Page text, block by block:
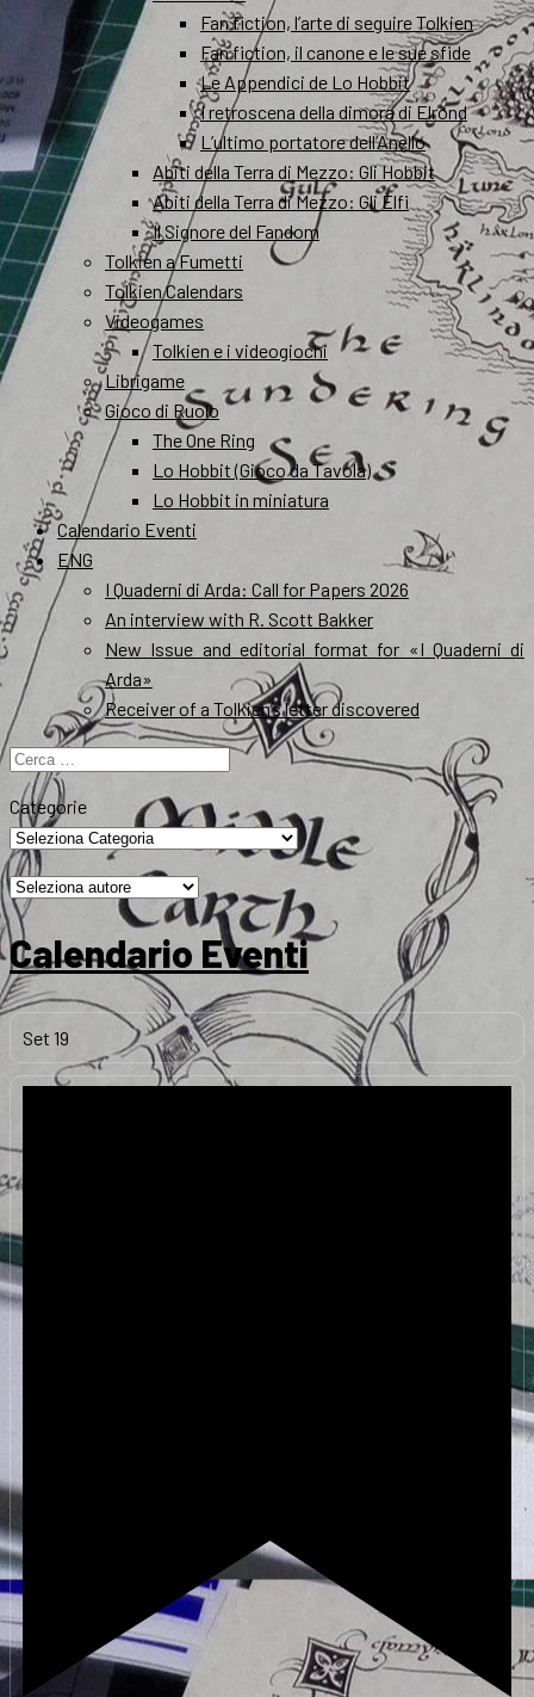
Fan fiction, l’arte di seguire Tolkien
Fan fiction, il canone e le sue sfide
Le Appendici de Lo Hobbit
I retroscena della dimora di Elrond
L’ultimo portatore dell’Anello
Abiti della Terra di Mezzo: Gli Hobbit
Abiti della Terra di Mezzo: Gli Elfi
Il Signore del Fandom
Tolkien a Fumetti
Tolkien Calendars
Videogames
Tolkien e i videogiochi
Librigame
Gioco di Ruolo
The One Ring
Lo Hobbit (Gioco da Tavola)
Lo Hobbit in miniatura
Calendario Eventi
ENG
I Quaderni di Arda: Call for Papers 2026
An interview with R. Scott Bakker
New Issue and editorial format for «I Quaderni di
Arda»
Receiver of a Tolkien’s letter discovered
Ricerca
per:
Categorie
Calendario Eventi
Set 19